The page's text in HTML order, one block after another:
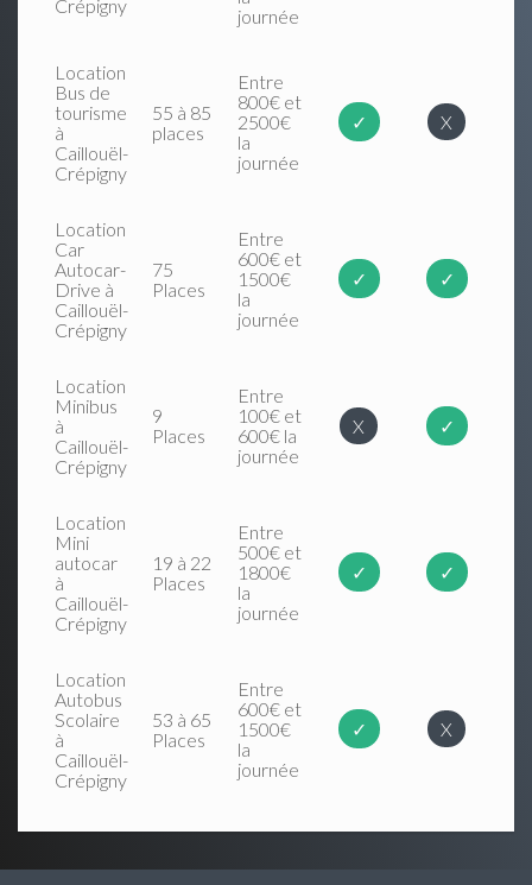
Crépigny
journée
Location
Bus de
tourisme
à
Caillouël-
Crépigny
55 à 85
places
Entre
800€ et
2500€
la
journée
✓ X
Location
Car
Autocar-
Drive à
Caillouël-
Crépigny
75
Places
Entre
600€ et
1500€
la
journée
✓ ✓
Location
Minibus
à
Caillouël-
Crépigny
9
Places
Entre
100€ et
600€ la
journée
X ✓
Location
Mini
autocar
à
Caillouël-
Crépigny
19 à 22
Places
Entre
500€ et
1800€
la
journée
✓ ✓
Location
Autobus
Scolaire
à
Caillouël-
Crépigny
53 à 65
Places
Entre
600€ et
1500€
la
journée
✓ X